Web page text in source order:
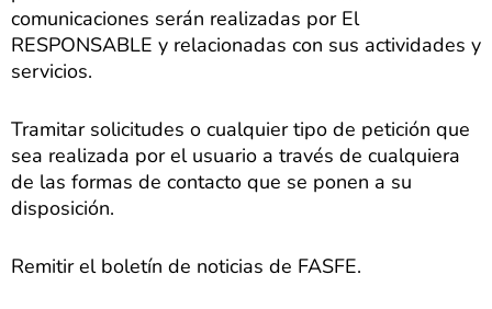
comunicaciones serán realizadas por El
RESPONSABLE y relacionadas con sus actividades y
servicios.
Tramitar solicitudes o cualquier tipo de petición que
sea realizada por el usuario a través de cualquiera
de las formas de contacto que se ponen a su
disposición.
Remitir el boletín de noticias de FASFE.